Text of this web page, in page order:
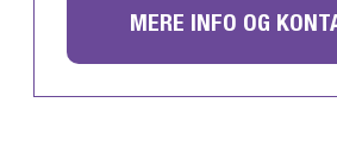
MERE INFO OG